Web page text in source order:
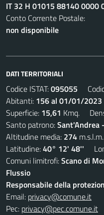
IT 32 H 01015 88140 0000
Conto Corrente Postale:
non disponibile
DATI TERRITORIALI
Codice ISTAT:095055
Abitanti: 156 al 01/01/2023
Superficie: 15,61 Kmq.
Santo patrono:Sant'Andrea
Altitudine media: 274 m.s.l.m.
Latitudine:40° 12' 48''
Comuni limitrofi:Scano di
Flussio
Responsabile della
Email: privacy@comune.it
Pec: privacy@pec.comune.it